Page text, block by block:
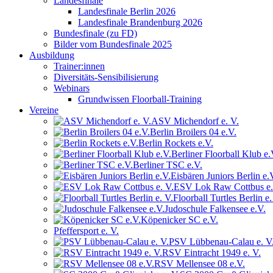
Landesfinale Berlin 2026
Landesfinale Brandenburg 2026
Bundesfinale (zu FD)
Bilder vom Bundesfinale 2025
Ausbildung
Trainer:innen
Diversitäts-Sensibilisierung
Webinars
Grundwissen Floorball-Training
Vereine
ASV Michendorf e. V.
Berlin Broilers 04 e.V.
Berlin Rockets e.V.
Berliner Floorball Klub
Berliner TSC e.V.
Eisbären Juniors Berlin
ESV Lok Raw Cottbus
Floorball Turtles Berlin
Judoschule Falkensee e.V.
Köpenicker SC e.V.
Pfeffersport e. V.
PSV Lübbenau-Calau e. V.
RSV Eintracht 1949 e. V.
RSV Mellensee 08 e.V.